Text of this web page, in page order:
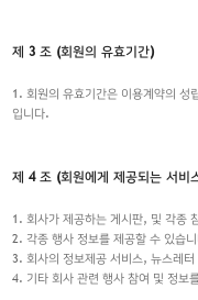
제 3 조 (회원의 유효기간)
1. 회원의 유효기간은 이용계약의 성
입니다.
제 4 조 (회원에게 제공되는 서비
1. 회사가 제공하는 게시판, 및 각종
2. 각종 행사 정보를 제공할 수 있습
3. 회사의 정보제공 서비스, 뉴스레
4. 기타 회사 관련 행사 참여 및 정보